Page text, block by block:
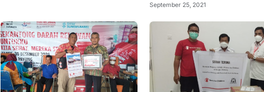
September 25, 2021